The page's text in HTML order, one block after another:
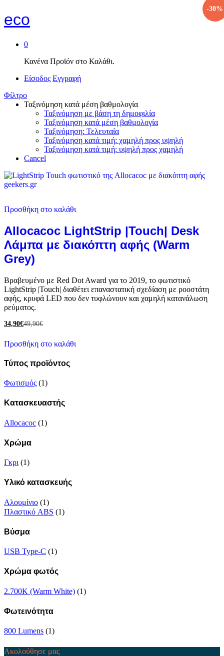
eco
0
Κανένα Προϊόν στο Καλάθι.
Είσοδος Εγγραφή
Φίλτρο
Ταξινόμηση κατά μέση βαθμολογία
Ταξινόμηση με βάση τη δημοφιλία
Ταξινόμηση κατά μέση βαθμολογία
Ταξινόμηση: Τελευταία
Ταξινόμηση κατά τιμή: χαμηλή προς υψηλή
Ταξινόμηση κατά τιμή: υψηλή προς χαμηλή
Cancel
-30%
Προσθήκη στο καλάθι
Allocacoc LightStrip |Touch| Desk
Λάμπα με διακόπτη αφής (Warm
Grey)
Βραβευμένο με Red Dot Award για το 2019, το φωτιστικό
LightStrip |Touch| διαθέτει επαναστατική σχεδίαση με ροοστάτη
αφής, κρυφά LED που δεν τυφλώνουν και χαμηλή κατανάλωση
ρεύματος.
34,90€49,90€
Προσθήκη στο καλάθι
Τύπος προϊόντος
Φωτισμός (1)
Κατασκευαστής
Allocacoc (1)
Χρώμα
Γκρι (1)
Υλικό κατασκευής
Αλουμίνιο (1)
Πλαστικό ABS (1)
Βύσμα
USB Type-C (1)
Χρώμα φωτός
2.700K (Warm White) (1)
Φωτεινότητα
800 Lumens (1)
Ακολούθησε μας